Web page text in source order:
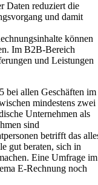
Daten reduziert die
und damit
können
Im B2B-Bereich
und Leistungen
bei allen Geschäften im
mindestens zwei
Unternehmen als
sind
betrifft das
gut beraten, sich in
Eine Umfrage im
E-Rechnung noch